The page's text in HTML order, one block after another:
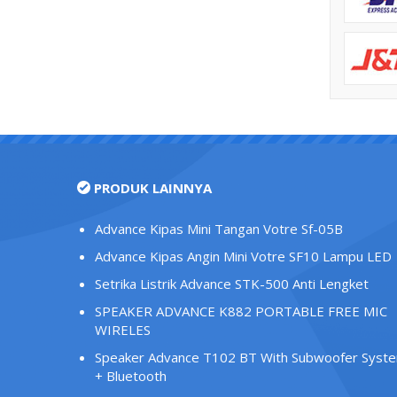
PRODUK LAINNYA
Advance Kipas Mini Tangan Votre Sf-05B
Advance Kipas Angin Mini Votre SF10 Lampu LED
Setrika Listrik Advance STK-500 Anti Lengket
SPEAKER ADVANCE K882 PORTABLE FREE MIC
WIRELES
Speaker Advance T102 BT With Subwoofer
+ Bluetooth